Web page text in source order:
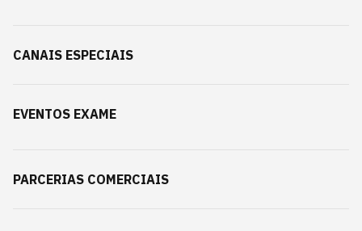
CANAIS ESPECIAIS
EVENTOS EXAME
PARCERIAS COMERCIAIS